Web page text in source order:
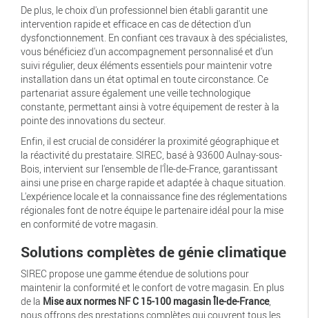
De plus, le choix d'un professionnel bien établi garantit une
intervention rapide et efficace en cas de détection d'un
dysfonctionnement. En confiant ces travaux à des spécialistes,
vous bénéficiez d'un accompagnement personnalisé et d'un
suivi régulier, deux éléments essentiels pour maintenir votre
installation dans un état optimal en toute circonstance. Ce
partenariat assure également une veille technologique
constante, permettant ainsi à votre équipement de rester à la
pointe des innovations du secteur.
Enfin, il est crucial de considérer la proximité géographique et
la réactivité du prestataire. SIREC, basé à 93600 Aulnay-sous-
Bois, intervient sur l'ensemble de l'Île-de-France, garantissant
ainsi une prise en charge rapide et adaptée à chaque situation.
L'expérience locale et la connaissance fine des réglementations
régionales font de notre équipe le partenaire idéal pour la mise
en conformité de votre magasin.
Solutions complètes de génie climatique
SIREC propose une gamme étendue de solutions pour
maintenir la conformité et le confort de votre magasin. En plus
de la Mise aux normes NF C 15-100 magasin Île-de-France,
nous offrons des prestations complètes qui couvrent tous les